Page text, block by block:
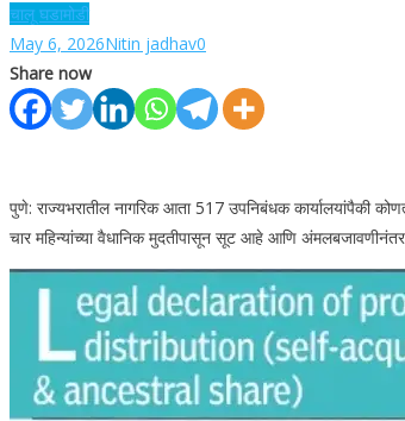
चालू घडामोडी
May 6, 2026Nitin jadhav0
Share now
पुणे: राज्यभरातील नागरिक आता 517 उपनिबंधक कार्यालयांपैकी
चार महिन्यांच्या वैधानिक मुदतीपासून सूट आहे आणि